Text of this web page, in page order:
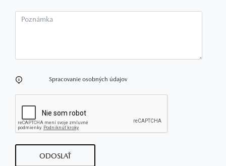
Spracovanie osobných údajov
ODOSLAŤ